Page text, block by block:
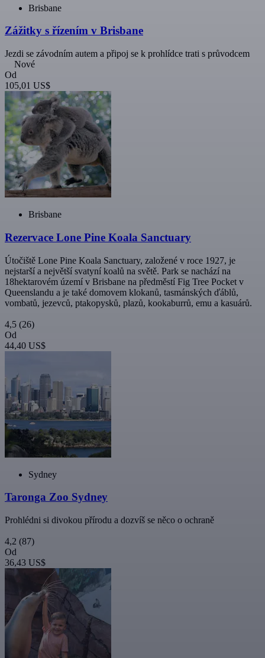
Brisbane
Zážitky s řízením v Brisbane
Jezdi se závodním autem a připoj se k prohlídce trati s průvodcem
Nové
Od
105,01 US$
Brisbane
Rezervace Lone Pine Koala Sanctuary
Útočiště Lone Pine Koala Sanctuary, založené v roce 1927, je
nejstarší a největší svatyní koalů na světě. Park se nachází na
18hektarovém území v Brisbane na předměstí Fig Tree Pocket v
Queenslandu a je také domovem klokanů, tasmánských ďáblů,
vombatů, jezevců, ptakopysků, plazů, kookaburrů, emu a kasuárů.
4,5 (26)
Od
44,40 US$
Sydney
Taronga Zoo Sydney
Prohlédni si divokou přírodu a dozvíš se něco o ochraně
4,2 (87)
Od
36,43 US$